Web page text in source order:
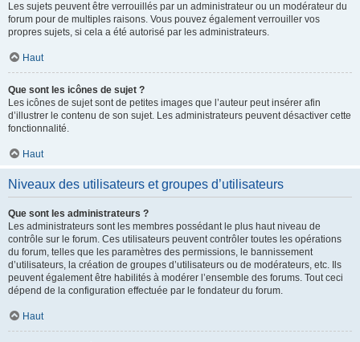
Les sujets peuvent être verrouillés par un administrateur ou un modérateur du
forum pour de multiples raisons. Vous pouvez également verrouiller vos
propres sujets, si cela a été autorisé par les administrateurs.
Haut
Que sont les icônes de sujet ?
Les icônes de sujet sont de petites images que l’auteur peut insérer afin
d’illustrer le contenu de son sujet. Les administrateurs peuvent désactiver cette
fonctionnalité.
Haut
Niveaux des utilisateurs et groupes d’utilisateurs
Que sont les administrateurs ?
Les administrateurs sont les membres possédant le plus haut niveau de
contrôle sur le forum. Ces utilisateurs peuvent contrôler toutes les opérations
du forum, telles que les paramètres des permissions, le bannissement
d’utilisateurs, la création de groupes d’utilisateurs ou de modérateurs, etc. Ils
peuvent également être habilités à modérer l’ensemble des forums. Tout ceci
dépend de la configuration effectuée par le fondateur du forum.
Haut